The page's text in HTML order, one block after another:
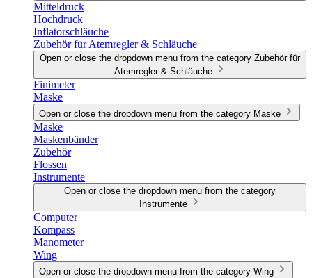
Mitteldruck
Hochdruck
Inflatorschläuche
Zubehör für Atemregler & Schläuche
Open or close the dropdown menu from the category Zubehör für
Atemregler & Schläuche
Finimeter
Maske
Open or close the dropdown menu from the category Maske
Maske
Maskenbänder
Zubehör
Flossen
Instrumente
Open or close the dropdown menu from the category
Instrumente
Computer
Kompass
Manometer
Wing
Open or close the dropdown menu from the category Wing